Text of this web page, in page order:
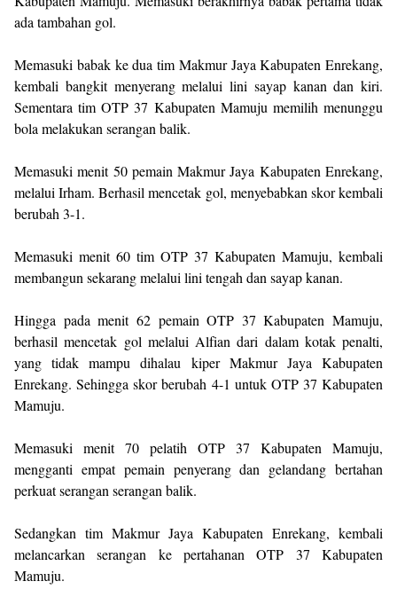
ada tambahan gol.
Memasuki babak ke dua tim Makmur Jaya Kabupaten Enrekang,
kembali bangkit menyerang melalui lini sayap kanan dan kiri.
Sementara tim OTP 37 Kabupaten Mamuju memilih menunggu
bola melakukan serangan balik.
Memasuki menit 50 pemain Makmur Jaya Kabupaten Enrekang,
melalui Irham. Berhasil mencetak gol, menyebabkan skor kembali
berubah 3-1.
Memasuki menit 60 tim OTP 37 Kabupaten Mamuju, kembali
membangun sekarang melalui lini tengah dan sayap kanan.
Hingga pada menit 62 pemain OTP 37 Kabupaten Mamuju,
berhasil mencetak gol melalui Alfian dari dalam kotak penalti,
yang tidak mampu dihalau kiper Makmur Jaya Kabupaten
Enrekang. Sehingga skor berubah 4-1 untuk OTP 37 Kabupaten
Mamuju.
Memasuki menit 70 pelatih OTP 37 Kabupaten Mamuju,
mengganti empat pemain penyerang dan gelandang bertahan
perkuat serangan serangan balik.
Sedangkan tim Makmur Jaya Kabupaten Enrekang, kembali
melancarkan serangan ke pertahanan OTP 37 Kabupaten
Mamuju.